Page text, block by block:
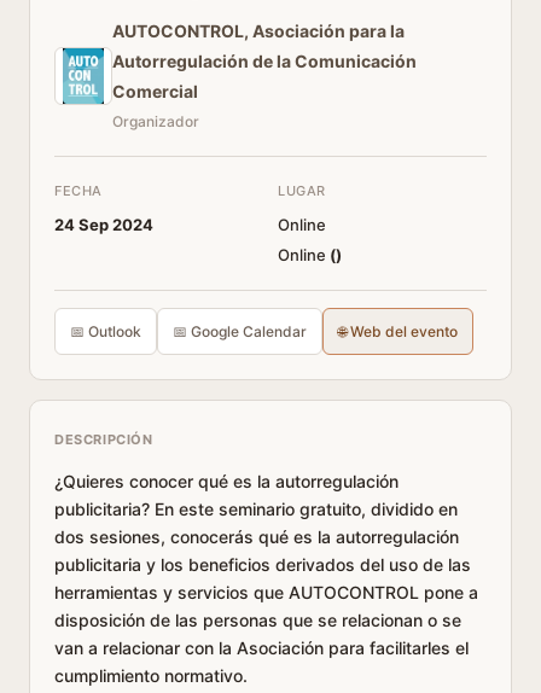
AUTOCONTROL, Asociación para la
Autorregulación de la Comunicación
Comercial
Organizador
FECHA
24 Sep 2024
LUGAR
Online
Online ()
📅 Outlook 📅 Google Calendar 🌐 Web del evento
DESCRIPCIÓN
¿Quieres conocer qué es la autorregulación
publicitaria? En este seminario gratuito, dividido en
dos sesiones, conocerás qué es la autorregulación
publicitaria y los beneficios derivados del uso de las
herramientas y servicios que AUTOCONTROL pone a
disposición de las personas que se relacionan o se
van a relacionar con la Asociación para facilitarles el
cumplimiento normativo.